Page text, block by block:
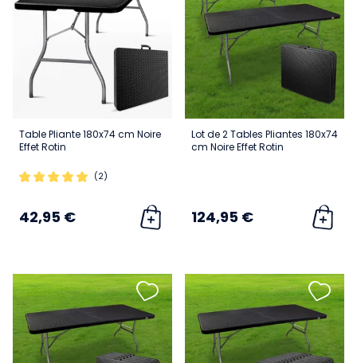
Table Pliante 180x74 cm Noire
Effet Rotin
(2)
42,95 €
Lot de 2 Tables Pliantes 180x74
cm Noire Effet Rotin
124,95 €